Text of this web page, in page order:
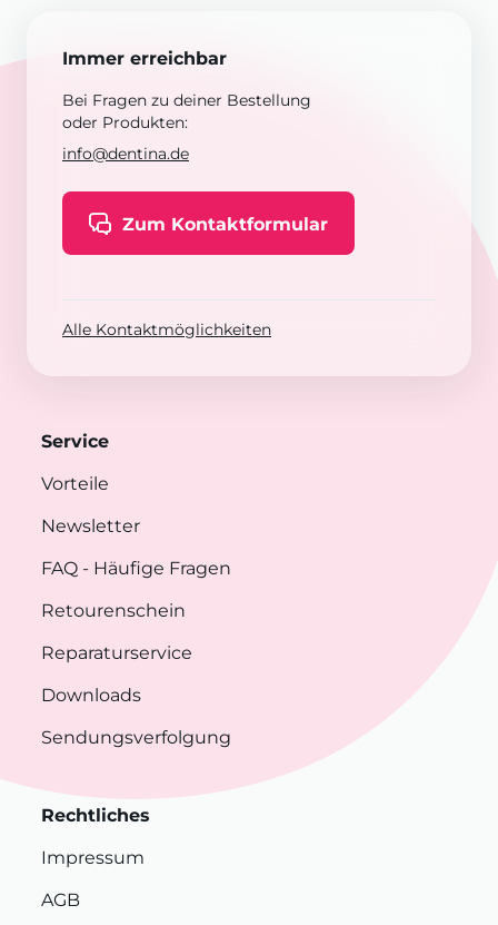
Immer erreichbar
Bei Fragen zu deiner Bestellung
oder Produkten:
info@dentina.de
Zum Kontaktformular
Alle Kontaktmöglichkeiten
Service
Vorteile
Newsletter
FAQ - Häufige Fragen
Retourenschein
Reparaturservice
Downloads
Sendungsverfolgung
Rechtliches
Impressum
AGB